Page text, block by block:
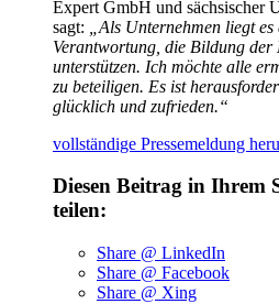
Expert GmbH und sächsischer
sagt:
„Als Unternehmen liegt
Verantwortung, die Bildung der
unterstützen. Ich möchte alle
zu beteiligen. Es ist
glücklich und zufrieden.“
vollständige Pressemeldung
Diesen Beitrag in Ihrem
teilen:
Share @ LinkedIn
Share @ Facebook
Share @ Xing